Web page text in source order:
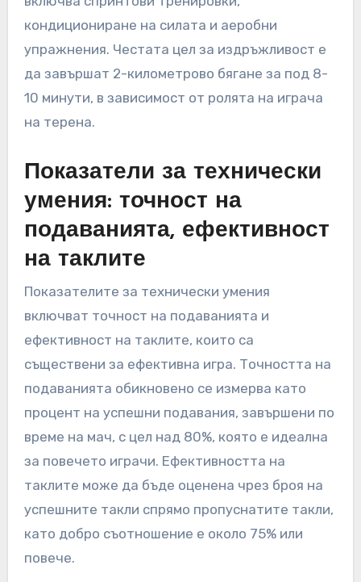
кондициониране на силата и аеробни
упражнения. Честата цел за издръжливост е
да завършат 2-километрово бягане за под 8-
10 минути, в зависимост от ролята на играча
на терена.
Показатели за технически
умения: точност на
подаванията, ефективност
на таклите
Показателите за технически умения
включват точност на подаванията и
ефективност на таклите, които са
съществени за ефективна игра. Точността на
подаванията обикновено се измерва като
процент на успешни подавания, завършени по
време на мач, с цел над 80%, която е идеална
за повечето играчи. Ефективността на
таклите може да бъде оценена чрез броя на
успешните такли спрямо пропуснатите такли,
като добро съотношение е около 75% или
повече.